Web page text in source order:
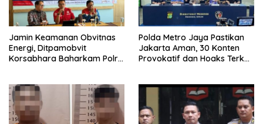
Jamin Keamanan Obvitnas
Energi, Ditpamobvit
Korsabhara Baharkam Polri
Jabar
Polda Metro Jaya Pastikan
Jakarta Aman, 30 Konten
Provokatif dan Hoaks Terkait